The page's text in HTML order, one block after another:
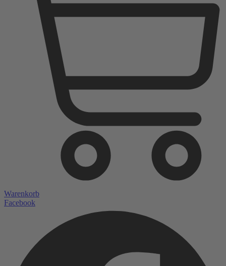
Warenkorb
Facebook